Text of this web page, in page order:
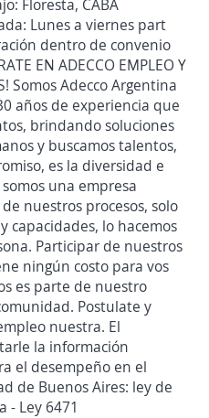
Floresta, CABA
Lunes a viernes part
dentro de convenio
EN ADECCO EMPLEO Y
Somos Adecco Argentina
años de experiencia que
brindando soluciones
y buscamos talentos,
es la diversidad e
una empresa
nuestros procesos, solo
capacidades, lo hacemos
Participar de nuestros
ningún costo para vos
es parte de nuestro
Postulate y
nuestra. El
la información
el desempeño en el
de Buenos Aires: ley de
- Ley 6471